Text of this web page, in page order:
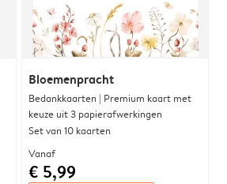
Bloemenpracht
Bedankkaarten | Premium kaart met
keuze uit 3 papierafwerkingen
Set van 10 kaarten
Vanaf
€ 5,99